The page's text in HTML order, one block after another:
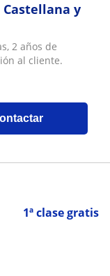
Castellana y
2 años de
al cliente.
1ª clase gratis